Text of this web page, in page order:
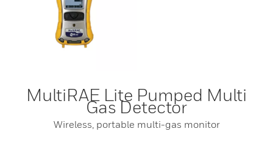
MultiRAE Lite Pumped Multi
Gas Detector
Wireless, portable multi-gas monitor